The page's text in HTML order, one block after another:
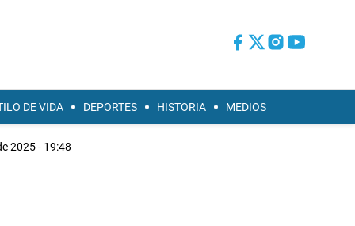
DE VIDA DEPORTES HISTORIA MEDIOS
2025 - 19:48